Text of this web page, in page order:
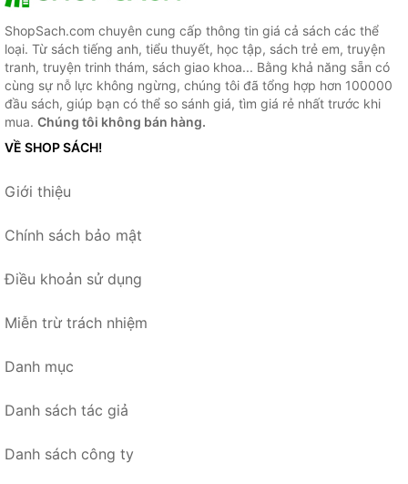
ShopSach.com chuyên cung cấp thông tin giá cả sách các thể
loại. Từ sách tiếng anh, tiểu thuyết, học tập, sách trẻ em, truyện
tranh, truyện trinh thám, sách giao khoa... Bằng khả năng sẵn có
cùng sự nỗ lực không ngừng, chúng tôi đã tổng hợp hơn 100000
đầu sách, giúp bạn có thể so sánh giá, tìm giá rẻ nhất trước khi
mua. Chúng tôi không bán hàng.
VỀ SHOP SÁCH!
Giới thiệu
Chính sách bảo mật
Điều khoản sử dụng
Miễn trừ trách nhiệm
Danh mục
Danh sách tác giả
Danh sách công ty